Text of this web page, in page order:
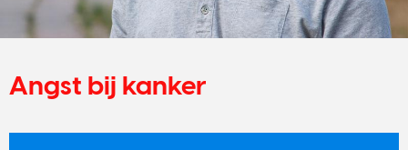
Angst bij kanker